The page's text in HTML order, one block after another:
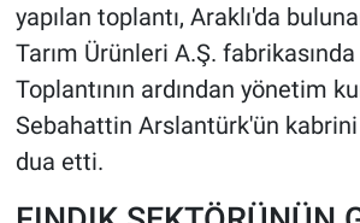
yapılan toplantı, Araklı'da
Tarım Ürünleri A.Ş.
Toplantının ardından yönetim
Sebahattin Arslantürk'ün
dua etti.